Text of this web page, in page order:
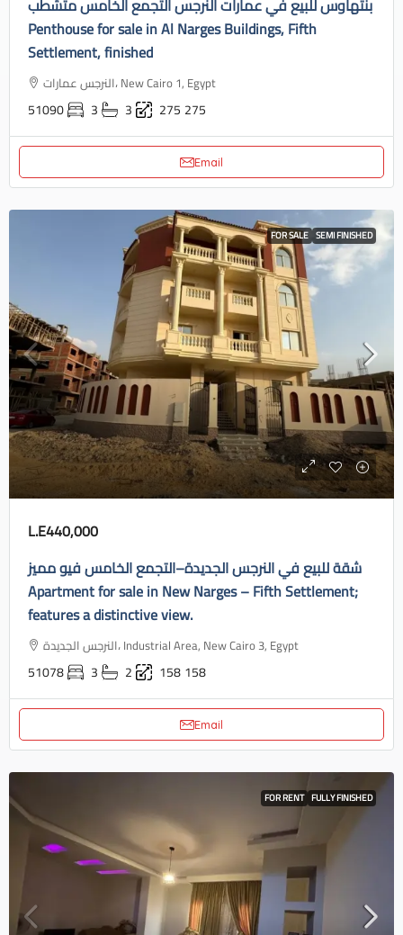
بنتهاوس للبيع في عمارات النرجس التجمع الخامس متشطب
Penthouse for sale in Al Narges Buildings, Fifth
Settlement, finished
النرجس عمارات، New Cairo 1, Egypt
51090 3 3 275 275
Email
FOR SALE SEMI FINISHED
L.E440,000
شقة للبيع في النرجس الجديدة–التجمع الخامس فيو مميز
Apartment for sale in New Narges – Fifth Settlement;
features a distinctive view.
النرجس الجديدة، Industrial Area, New Cairo 3, Egypt
51078 3 2 158158
Email
FOR RENT FULLY FINISHED